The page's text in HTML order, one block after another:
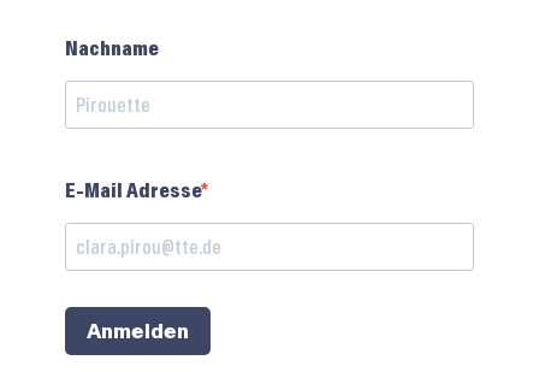
Nachname
E-Mail Adresse
Anmelden